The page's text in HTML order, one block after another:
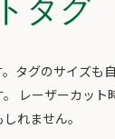
タグ
タグのサイズも
レーザーカッ
れません。